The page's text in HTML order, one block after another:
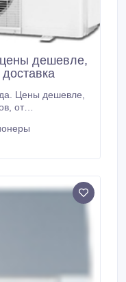
дешевле,